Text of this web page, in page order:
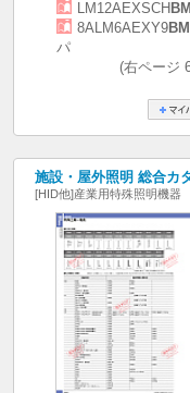
LM12AEXSCH
8ALM6AEXY9
パ
(右ページ
施設・屋外照明 総合カ
[HID他]産業用特殊照明機器